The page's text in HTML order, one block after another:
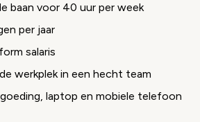
baan voor 40 uur per week
per jaar
salaris
werkplek in een hecht team
laptop en mobiele telefoon